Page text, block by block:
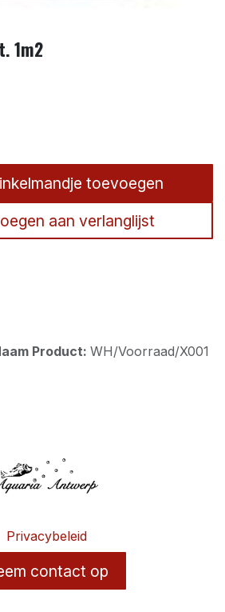
1m2
toevoegen
aan verlanglijst
Product: WH/Voorraad/X001
Privacybeleid
contact op